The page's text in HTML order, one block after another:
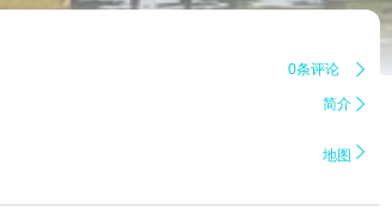
0条评论 
简介 
地图 